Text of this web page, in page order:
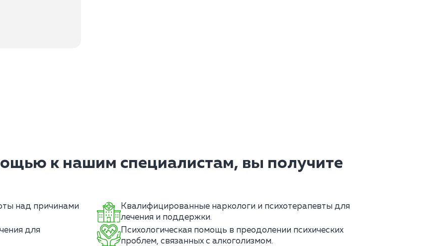
к нашим специалистам, вы получите
над причинами
Квалифицированные наркологи и психотерапевты для
лечения и поддержки.
для
Психологическая помощь в преодолении психических
проблем, связанных с алкоголизмом.